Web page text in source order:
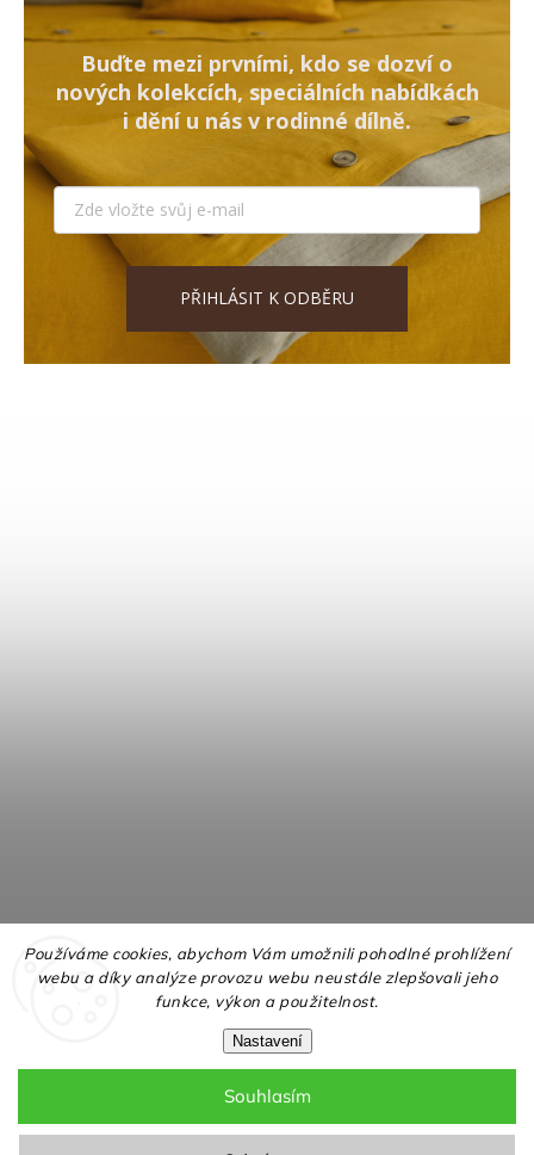
Používáme cookies, abychom Vám umožnili pohodlné prohlížení
webu a díky analýze provozu webu neustále zlepšovali jeho
funkce, výkon a použitelnost.
Nastavení
Souhlasím
Buďte mezi prvními, kdo se dozví o
nových kolekcích, speciálních nabídkách
i dění u nás v rodinné dílně.
PŘIHLÁSIT K ODBĚRU
Upravit nastavení cookies